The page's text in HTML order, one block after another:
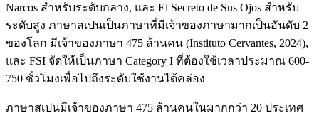
Narcos สำหรับระดับกลาง, และ El Secreto de Sus Ojos สำหรับ
ระดับสูง ภาษาสเปนเป็นภาษาที่มีเจ้าของภาษามากเป็นอันดับ 2
ของโลก มีเจ้าของภาษา 475 ล้านคน (Instituto Cervantes, 2024),
และ FSI จัดให้เป็นภาษา Category I ที่ต้องใช้เวลาประมาณ 600-
750 ชั่วโมงเพื่อไปถึงระดับใช้งานได้คล่อง
ภาษาสเปนมีเจ้าของภาษา 475 ล้านคนในมากกว่า 20 ประเทศ